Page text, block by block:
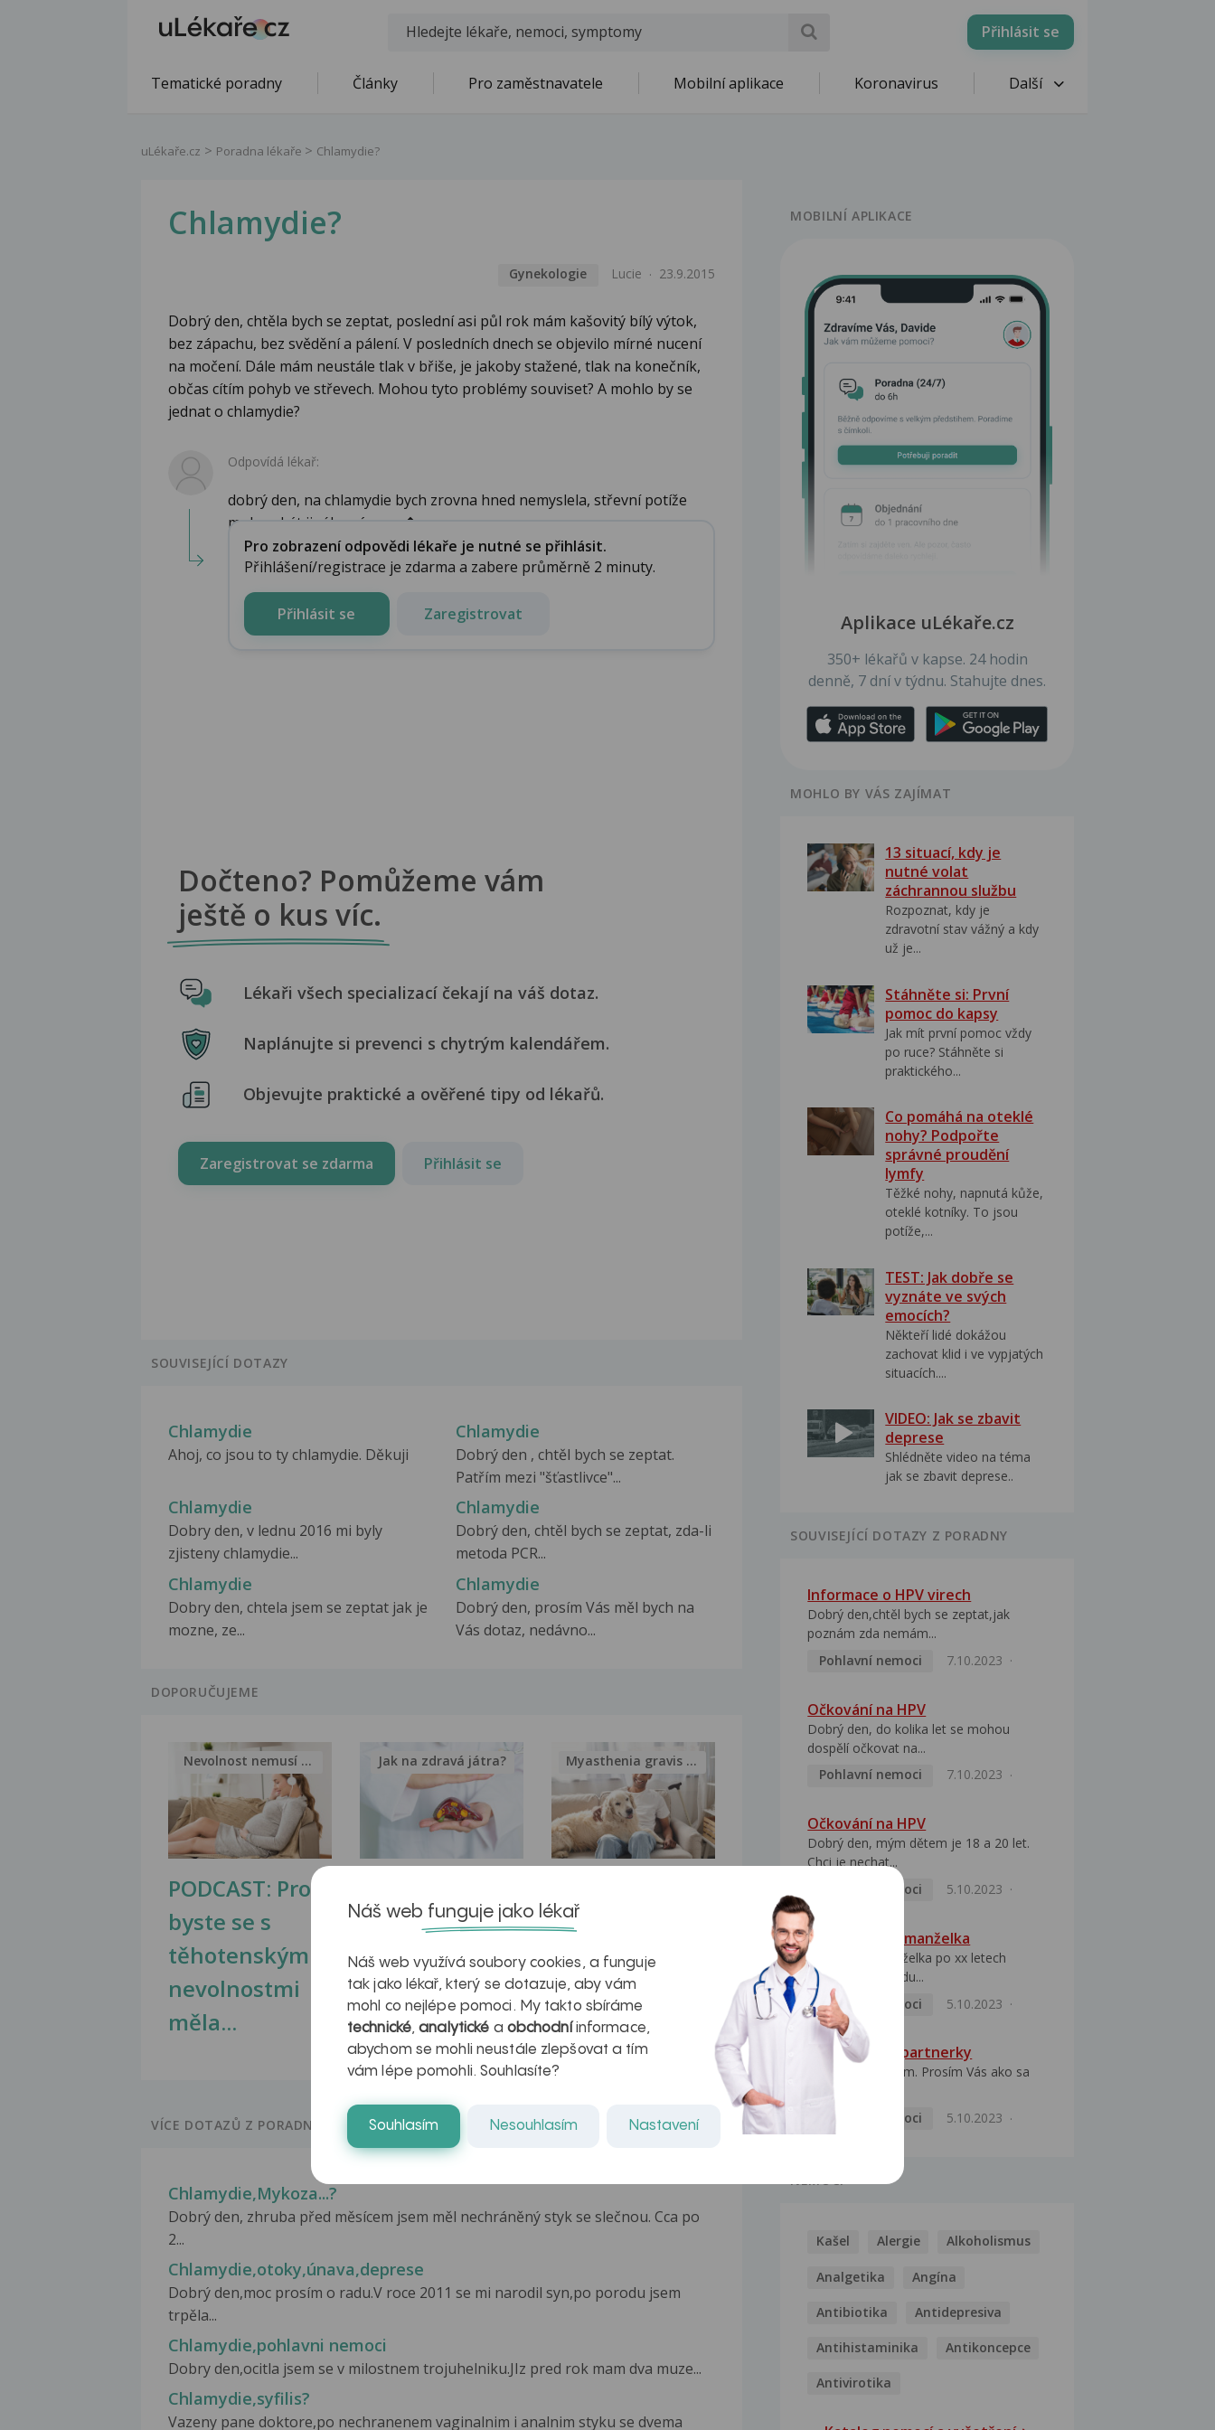
Přihlásit se
Tematické poradny Články Pro zaměstnavatele Mobilní aplikace Koronavirus Další
uLékaře.cz Poradna lékaře Chlamydie?
Chlamydie?
Gynekologie Lucie 23.9.2015
Dobrý den, chtěla bych se zeptat, poslední asi půl rok mám kašovitý bílý výtok,
bez zápachu, bez svědění a pálení. V posledních dnech se objevilo mírné nucení
na močení. Dále mám neustále tlak v břiše, je jakoby stažené, tlak na konečník,
občas cítím pohyb ve střevech. Mohou tyto problémy souviset? A mohlo by se
jednat o chlamydie?
Odpovídá lékař:
dobrý den, na chlamydie bych zrovna hned nemyslela, střevní potíže
mohou být jiného rázu ne�...
Pro zobrazení odpovědi lékaře je nutné se přihlásit.
Přihlášení/registrace je zdarma a zabere průměrně 2 minuty.
Přihlásit se Zaregistrovat
Dočteno? Pomůžeme vám
ještě o kus víc.
Lékaři všech specializací čekají na váš dotaz.
Naplánujte si prevenci s chytrým kalendářem.
Objevujte praktické a ověřené tipy od lékařů.
Zaregistrovat se zdarma Přihlásit se
SOUVISEJÍCÍ DOTAZY
Chlamydie
Ahoj, co jsou to ty chlamydie. Děkuji
Chlamydie
Dobrý den , chtěl bych se zeptat.
Patřím mezi "šťastlivce"...
Chlamydie
Dobry den, v lednu 2016 mi byly
zjisteny chlamydie...
Chlamydie
Dobrý den, chtěl bych se zeptat, zda-li
metoda PCR...
Chlamydie
Dobry den, chtela jsem se zeptat jak je
mozne, ze...
Chlamydie
Dobrý den, prosím Vás měl bych na
Vás dotaz, nedávno...
DOPORUČUJEME
PODCAST: Proč
byste se s
těhotenskými
nevolnostmi
měla...
Nevolnost nemusí být nutnou...
jater v datech a
obrazech
Jak na zdravá játra?
léčba
myastenie –
naděje pro ty,
kteří ji...
Myasthenia gravis – vše, co...
VÍCE DOTAZŮ Z PORADNY
Chlamydie,Mykoza...?
Dobrý den, zhruba před měsícem jsem měl nechráněný styk se slečnou. Cca po
2...
Chlamydie,otoky,únava,deprese
Dobrý den,moc prosím o radu.V roce 2011 se mi narodil syn,po porodu jsem
trpěla...
Chlamydie,pohlavni nemoci
Dobry den,ocitla jsem se v milostnem trojuhelniku.JIz pred rok mam dva muze...
Chlamydie,syfilis?
Vazeny pane doktore,po nechranenem vaginalnim i analnim styku se dvema
MOBILNÍ APLIKACE
Aplikace uLékaře.cz
350+ lékařů v kapse. 24 hodin
denně, 7 dní v týdnu. Stahujte dnes.
MOHLO BY VÁS ZAJÍMAT
13 situací, kdy je
nutné volat
záchrannou službu
Rozpoznat, kdy je
zdravotní stav vážný a kdy
už je...
Stáhněte si: První
pomoc do kapsy
Jak mít první pomoc vždy
po ruce? Stáhněte si
praktického...
Co pomáhá na oteklé
nohy? Podpořte
správné proudění
lymfy
Těžké nohy, napnutá kůže,
oteklé kotníky. To jsou
potíže,...
TEST: Jak dobře se
vyznáte ve svých
emocích?
Někteří lidé dokážou
zachovat klid i ve vypjatých
situacích....
VIDEO: Jak se zbavit
deprese
Shlédněte video na téma
jak se zbavit deprese..
SOUVISEJÍCÍ DOTAZY Z PORADNY
Informace o HPV virech
Dobrý den,chtěl bych se zeptat,jak
poznám zda nemám...
Pohlavní nemoci
7.10.2023
Očkování na HPV
Dobrý den, do kolika let se mohou
dospělí očkovat na...
Pohlavní nemoci
7.10.2023
Očkování na HPV
Dobrý den, mým dětem je 18 a 20 let.
Chci je nechat...
Pohlavní nemoci
5.10.2023
HPV pozitivní manželka
Dobrý den, manželka po xx letech
přivezla z Východu...
Pohlavní nemoci
5.10.2023
HPV typ 52 u partnerky
Dobrý deň prajem. Prosím Vás ako sa
Pohlavní nemoci
5.10.2023
NEMOCI
Kašel Alergie Alkoholismus
Analgetika Angína
Antibiotika Antidepresiva
Antihistaminika Antikoncepce
Antivirotika
Náš web funguje jako lékař
Náš web využívá soubory cookies, a funguje
tak jako lékař, který se dotazuje, aby vám
mohl co nejlépe pomoci. My takto sbíráme
technické,analytické a obchodníinformace,
abychom se mohli neustále zlepšovat a tím
vám lépe pomohli. Souhlasíte?
Souhlasím Nesouhlasím Nastavení